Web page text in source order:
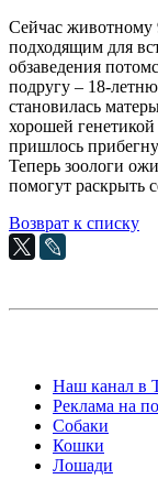
Сейчас животному
подходящим для
обзаведения
подругу – 18-
становилась
хорошей
пришлось
Теперь зоологи
помогут раскрыть
Возврат к списку
Наш канал в
Реклама на
Собаки
Кошки
Лошади